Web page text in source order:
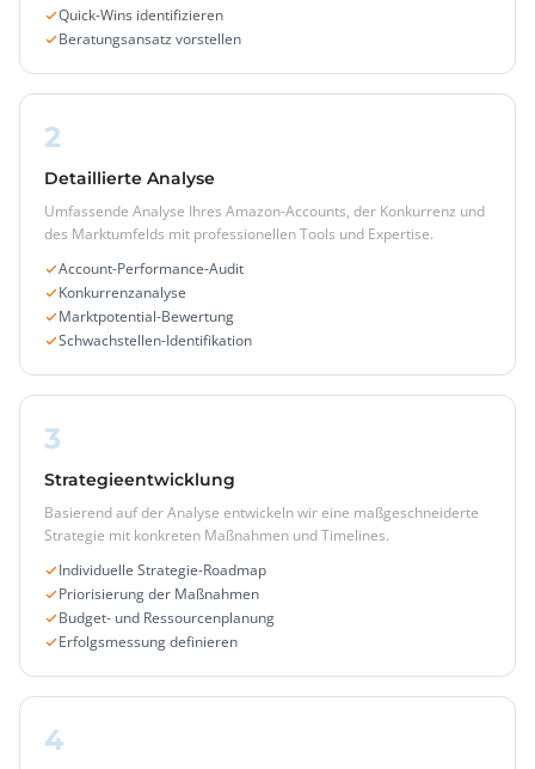
Quick-Wins identifizieren
Beratungsansatz vorstellen
2
Detaillierte Analyse
Umfassende Analyse Ihres Amazon-Accounts, der Konkurrenz und
des Marktumfelds mit professionellen Tools und Expertise.
Account-Performance-Audit
Konkurrenzanalyse
Marktpotential-Bewertung
Schwachstellen-Identifikation
3
Strategieentwicklung
Basierend auf der Analyse entwickeln wir eine maßgeschneiderte
Strategie mit konkreten Maßnahmen und Timelines.
Individuelle Strategie-Roadmap
Priorisierung der Maßnahmen
Budget- und Ressourcenplanung
Erfolgsmessung definieren
4